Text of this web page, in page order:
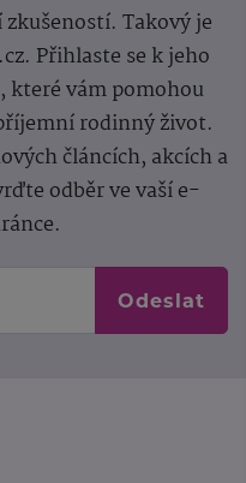
Takový je
Přihlaste se k jeho
které vám pomohou
rodinný život.
článcích, akcích a
odběr ve vaší e-
Odeslat